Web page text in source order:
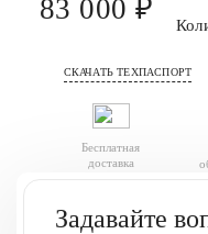
83 000 ₽
СКАЧАТЬ ТЕХПАСПОРТ
Бесплатная
доставка
Задавайте